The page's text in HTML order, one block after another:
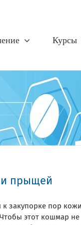
Курсы
и прыщей
закупорке пор
этот кошмар не